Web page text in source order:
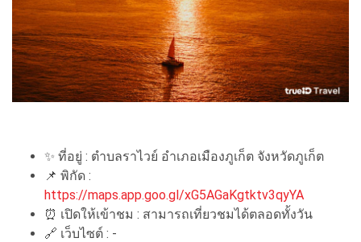
✨ ที่อยู่ : ตำบลราไวย์ อำเภอเมืองภูเก็ต จังหวัดภูเก็ต
📌 พิกัด :
https://maps.app.goo.gl/xG5AGaKgtktv3qyYA
⏰ เปิดให้เข้าชม : สามารถเที่ยวชมได้ตลอดทั้งวัน
🔗 เว็บไซต์ : -